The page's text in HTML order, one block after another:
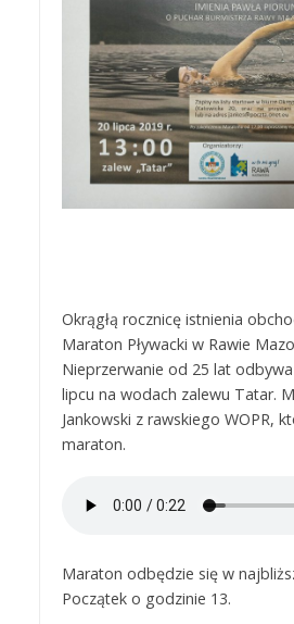
Okrągłą rocznicę istnienia
Maraton Pływacki w Rawie
Nieprzerwanie od 25 lat
lipcu na wodach zalewu Tatar.
Jankowski z rawskiego WOPR,
maraton.
Maraton odbędzie się w
Początek o godzinie 13.